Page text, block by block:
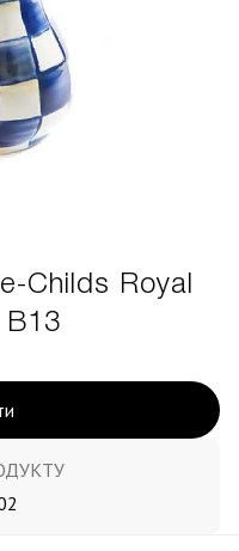
Childs Royal
В13